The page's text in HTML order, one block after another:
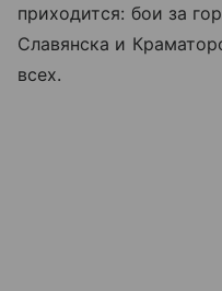
приходится: бои за
Славянска и
всех.